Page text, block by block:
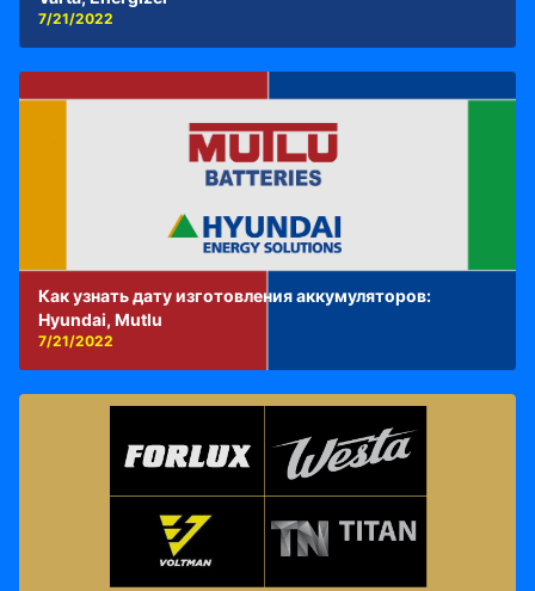
7/21/2022
Как узнать дату изготовления аккумуляторов:
Hyundai, Mutlu
7/21/2022